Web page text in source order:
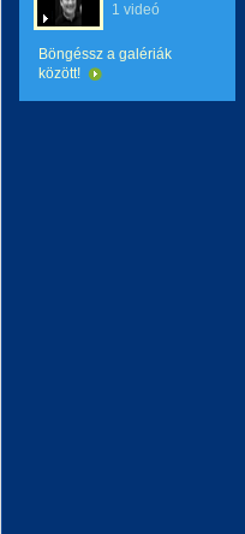
1 videó
Böngéssz a galériák
között!